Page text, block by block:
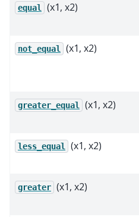
equal (x1, x2)
not_equal (x1, x2)
greater_equal (x1, x2)
less_equal (x1, x2)
greater (x1, x2)